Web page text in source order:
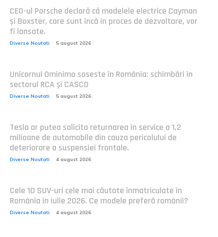
CEO-ul Porsche declară că modelele electrice Cayman
și Boxster, care sunt încă în proces de dezvoltare, vor
fi lansate.
Diverse Noutati 5 august 2026
Unicornul Ominimo soseste în România: schimbări în
sectorul RCA și CASCO
Diverse Noutati 5 august 2026
Tesla ar putea solicita returnarea în service a 1,2
milioane de automobile din cauza pericolului de
deteriorare a suspensiei frontale.
Diverse Noutati 4 august 2026
Cele 10 SUV-uri cele mai căutate înmatriculate în
România în iulie 2026. Ce modele preferă românii?
Diverse Noutati 4 august 2026